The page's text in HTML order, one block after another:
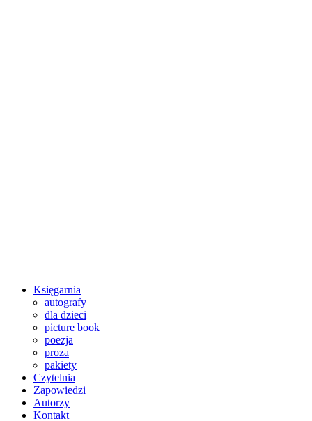
Księgarnia
autografy
dla dzieci
picture book
poezja
proza
pakiety
Czytelnia
Zapowiedzi
Autorzy
Kontakt